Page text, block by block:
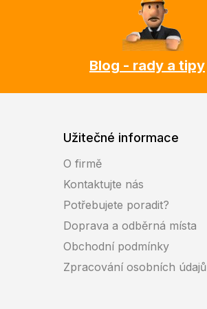
Blog - rady a tipy
Užitečné informace
O firmě
Kontaktujte nás
Potřebujete poradit?
Doprava a odběrná místa
Obchodní podmínky
Zpracování osobních údajů